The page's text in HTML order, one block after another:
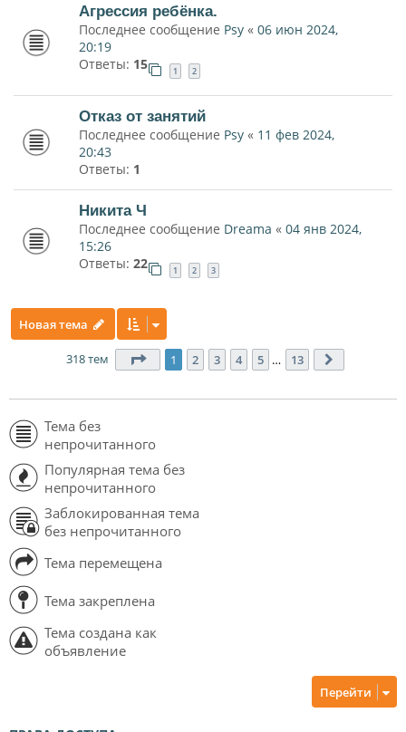
Агрессия ребёнка.
Последнее сообщение Psy « 06 июн 2024,
20:19
Ответы: 15 1 2
Отказ от занятий
Последнее сообщение Psy « 11 фев 2024,
20:43
Ответы: 1
Никита Ч
Последнее сообщение Dreama « 04 янв 2024,
15:26
Ответы: 22 1 2 3
Новая тема
318 тем Страница 1из 13
1 2 3 4 5 … 13
Тема без
непрочитанного
Популярная тема без
непрочитанного
Заблокированная тема
без непрочитанного
Тема перемещена
Тема закреплена
Тема создана как
объявление
Перейти